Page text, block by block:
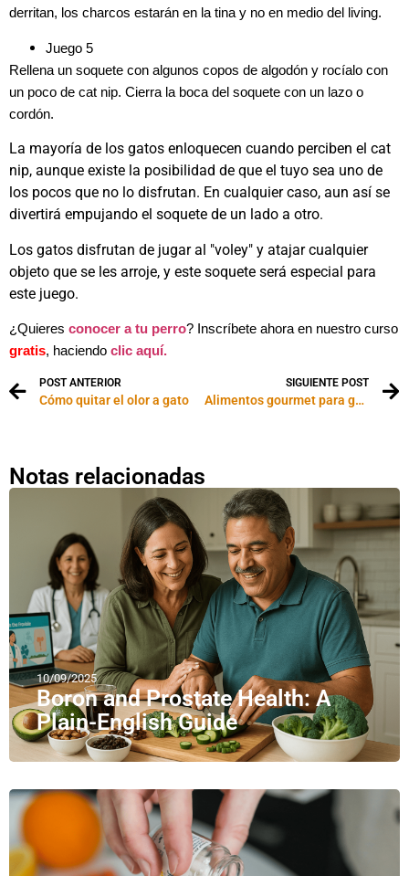
derritan, los charcos estarán en la tina y no en medio del living.
Juego 5
Rellena un soquete con algunos copos de algodón y rocíalo con
un poco de cat nip. Cierra la boca del soquete con un lazo o
cordón.
La mayoría de los gatos enloquecen cuando perciben el cat
nip, aunque existe la posibilidad de que el tuyo sea uno de
los pocos que no lo disfrutan. En cualquier caso, aun así se
divertirá empujando el soquete de un lado a otro.
Los gatos disfrutan de jugar al "voley" y atajar cualquier
objeto que se les arroje, y este soquete será especial para
este juego.
¿Quieres conocer a tu perro? Inscríbete ahora en nuestro curso
gratis, haciendo clic aquí.
POST ANTERIOR
Cómo quitar el olor a gato
SIGUIENTE POST
Alimentos gourmet para gatos mimados
Notas relacionadas
10/09/2025
Boron and Prostate Health: A
Plain-English Guide